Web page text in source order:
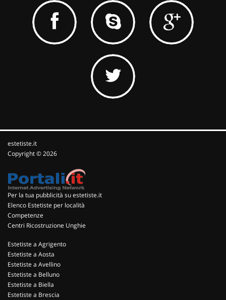
estetiste.it
Copyright © 2026
Per la tua pubblicità su estetiste.it
Elenco Estetiste per località
Competenze
Centri Ricostruzione Unghie
Estetiste a Agrigento
Estetiste a Aosta
Estetiste a Avellino
Estetiste a Belluno
Estetiste a Biella
Estetiste a Brescia